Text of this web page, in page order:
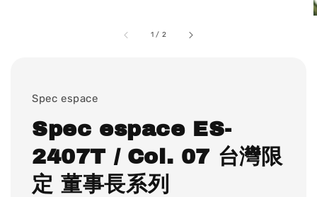
1 / 2
Spec espace
Spec espace ES-
2407T / Col. 07 台灣限
定 董事長系列